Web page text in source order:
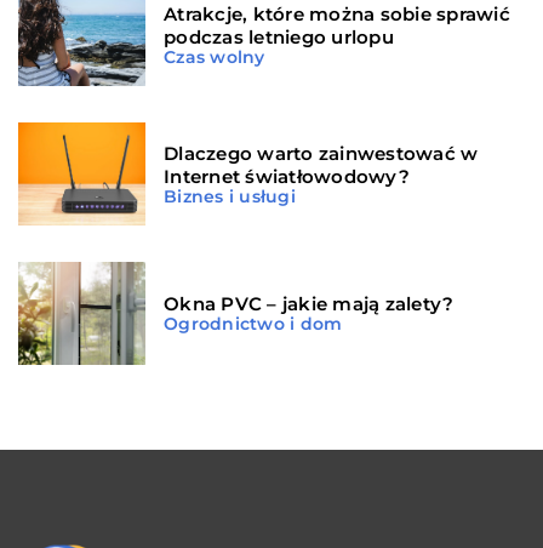
Atrakcje, które można sobie sprawić
podczas letniego urlopu
Czas wolny
Dlaczego warto zainwestować w
Internet światłowodowy?
Biznes i usługi
Okna PVC – jakie mają zalety?
Ogrodnictwo i dom